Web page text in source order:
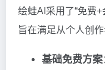
绘蛙AI采用了“免费+
旨在满足从个人创
基础免费方案